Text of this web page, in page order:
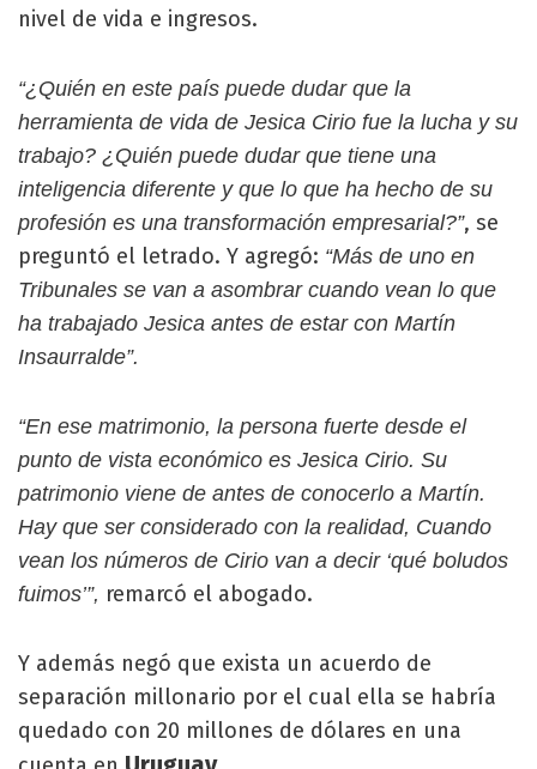
nivel de vida e ingresos.
“¿Quién en este país puede dudar que la
herramienta de vida de Jesica Cirio fue la lucha y su
trabajo? ¿Quién puede dudar que tiene una
inteligencia diferente y que lo que ha hecho de su
profesión es una transformación empresarial?”, se
preguntó el letrado. Y agregó: “Más de uno en
Tribunales se van a asombrar cuando vean lo que
ha trabajado Jesica antes de estar con Martín
Insaurralde”.
“En ese matrimonio, la persona fuerte desde el
punto de vista económico es Jesica Cirio. Su
patrimonio viene de antes de conocerlo a Martín.
Hay que ser considerado con la realidad, Cuando
vean los números de Cirio van a decir ‘qué boludos
fuimos’”, remarcó el abogado.
Y además negó que exista un acuerdo de
separación millonario por el cual ella se habría
quedado con 20 millones de dólares en una